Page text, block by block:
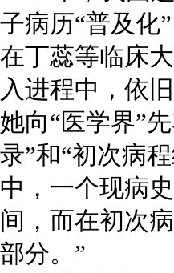
子病历“普及化
在丁蕊等临床
入进程中，依
她向“医学界”
录”和“初次病
中，一个现病
间，而在初次
部分。”